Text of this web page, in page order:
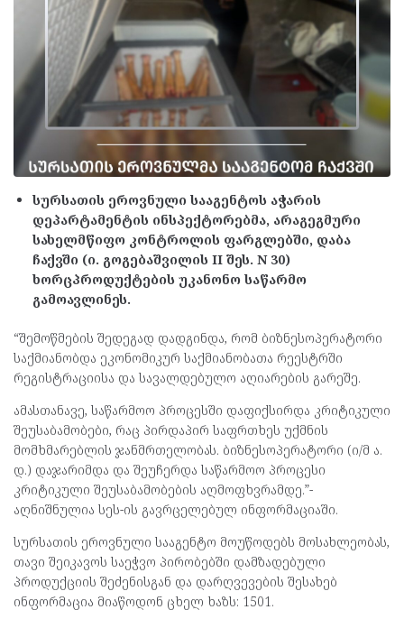
სურსათის ეროვნული სააგენტოს აჭარის
დეპარტამენტის ინსპექტორებმა, არაგეგმური
სახელმწიფო კონტროლის ფარგლებში, დაბა
ჩაქვში (ი. გოგებაშვილის II შეს. N 30)
ხორცპროდუქტების უკანონო საწარმო
გამოავლინეს.
“შემოწმების შედეგად დადგინდა, რომ ბიზნესოპერატორი
საქმიანობდა ეკონომიკურ საქმიანობათა რეესტრში
რეგისტრაციისა და სავალდებულო აღიარების გარეშე.
ამასთანავე, საწარმოო პროცესში დაფიქსირდა კრიტიკული
შეუსაბამობები, რაც პირდაპირ საფრთხეს უქმნის
მომხმარებლის ჯანმრთელობას. ბიზნესოპერატორი (ი/მ ა.
დ.) დაჯარიმდა და შეუჩერდა საწარმოო პროცესი
კრიტიკული შეუსაბამობების აღმოფხვრამდე.”-
აღნიშნულია სეს-ის გავრცელებულ ინფორმაციაში.
სურსათის ეროვნული სააგენტო მოუწოდებს მოსახლეობას,
თავი შეიკავოს საეჭვო პირობებში დამზადებული
პროდუქციის შეძენისგან და დარღვევების შესახებ
ინფორმაცია მიაწოდონ ცხელ ხაზს: 1501.